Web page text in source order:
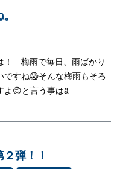
！ 梅雨で毎日、雨ばかり
ですね😱そんな梅雨もそろ
よ😊と言う事はȃ
弾！！